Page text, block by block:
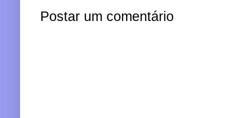
Postar um comentário